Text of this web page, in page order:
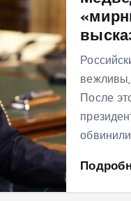
После